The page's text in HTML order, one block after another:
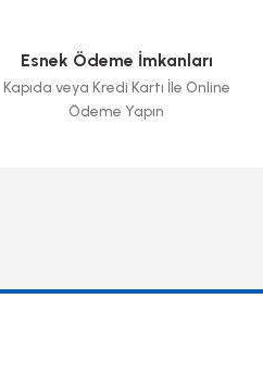
Esnek Ödeme İmkanları
Kapıda veya Kredi Kartı İle Online
Ödeme Yapın